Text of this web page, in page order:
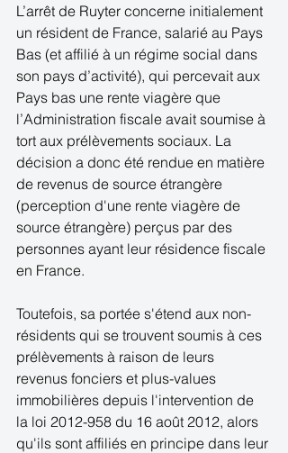
L’arrêt de Ruyter concerne initialement
un résident de France, salarié au Pays
Bas (et affilié à un régime social dans
son pays d’activité), qui percevait aux
Pays bas une rente viagère que
l’Administration fiscale avait soumise à
tort aux prélèvements sociaux. La
décision a donc été rendue en matière
de revenus de source étrangère
(perception d'une rente viagère de
source étrangère) perçus par des
personnes ayant leur résidence fiscale
en France.
Toutefois, sa portée s'étend aux non-
résidents qui se trouvent soumis à ces
prélèvements à raison de leurs
revenus fonciers et plus-values
immobilières depuis l'intervention de
la loi 2012-958 du 16 août 2012, alors
qu'ils sont affiliés en principe dans leur